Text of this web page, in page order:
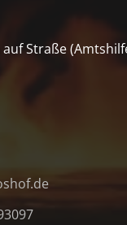
Straße